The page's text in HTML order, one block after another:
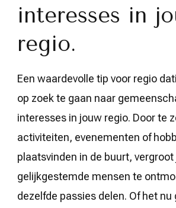
interesses in
regio.
Een waardevolle tip voor regio
op zoek te gaan naar
interesses in jouw regio. Door te
activiteiten, evenementen of
plaatsvinden in de buurt,
gelijkgestemde mensen te
dezelfde passies delen. Of het nu